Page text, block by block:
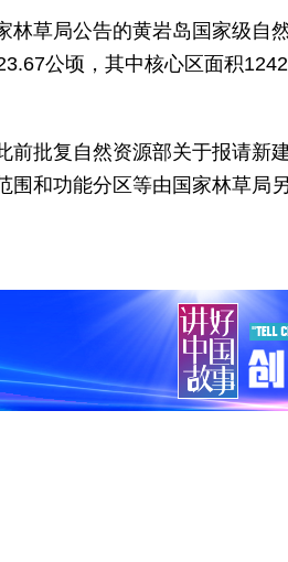
林草局公告的黄岩岛国家级自
公顷，其中核心区面积
前批复自然资源部关于报请新
围和功能分区等由国家林草局另